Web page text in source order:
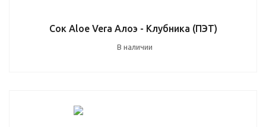
Сок Aloe Vera Алоэ - Клубника (ПЭТ)
В наличии